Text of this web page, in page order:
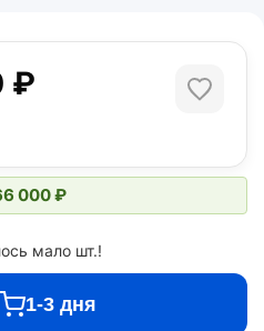
₽
000 ₽
мало шт.!
1-3 дня